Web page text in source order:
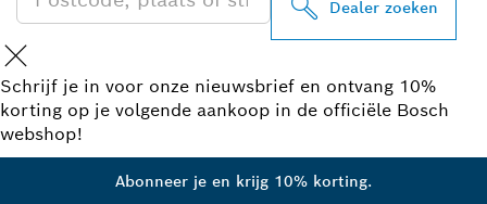
Dealer zoeken
Schrijf je in voor onze nieuwsbrief en ontvang 10%
korting op je volgende aankoop in de officiële Bosch
webshop!
Abonneer je en krijg 10% korting.